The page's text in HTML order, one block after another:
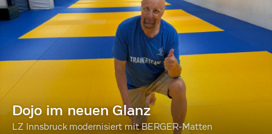
Dojo im neuen Glanz
LZ Innsbruck modernisiert mit BERGER-Matten